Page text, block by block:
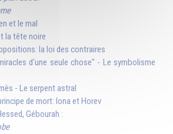
et le mal
la tête noire
la loi des contraires
d'une seule chose" - Le symbolisme
- Le serpent astral
de mort: Iona et Horev
Gébourah :